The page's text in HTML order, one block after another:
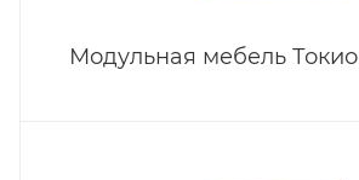
Модульная мебель Токио